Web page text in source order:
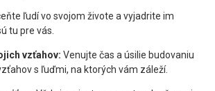
ľudí vo svojom živote a vyjadrite im
tu pre vás.
vzťahov: Venujte čas a úsilie budovaniu
s ľuďmi, na ktorých vám záleží.